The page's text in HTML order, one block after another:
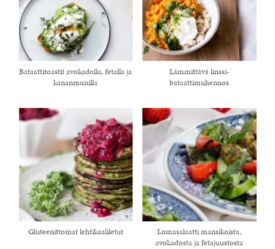
Bataattitoastit avokadolla, fetalla ja
kananmunilla
Lämmittävä linssi-
bataattimuhennos
Gluteenittomat lehtikaaliletut
Lomasalaatti mansikoista,
avokadosta ja fetajuustosta